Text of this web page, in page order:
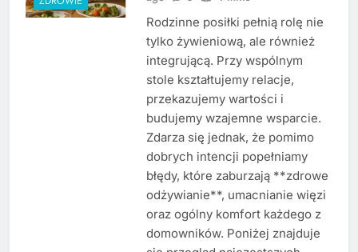
Rodzinne posiłki pełnią rolę nie
tylko żywieniową, ale również
integrującą. Przy wspólnym
stole kształtujemy relacje,
przekazujemy wartości i
budujemy wzajemne wsparcie.
Zdarza się jednak, że pomimo
dobrych intencji popełniamy
błędy, które zaburzają **zdrowe
odżywianie**, umacnianie więzi
oraz ogólny komfort każdego z
domowników. Poniżej znajduje